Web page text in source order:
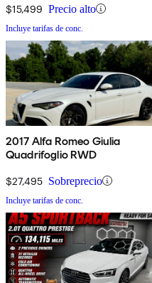
$15,499 Precio alto
Incluye tarifas de conc.
2017 Alfa Romeo Giulia
Quadrifoglio RWD
$27,495 Sobreprecio
Incluye tarifas de conc.